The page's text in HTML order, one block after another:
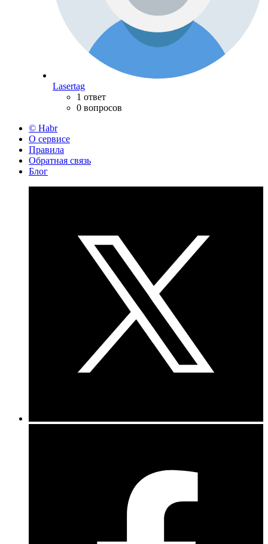
Lasertag
1 ответ
0 вопросов
© Habr
О сервисе
Правила
Обратная связь
Блог